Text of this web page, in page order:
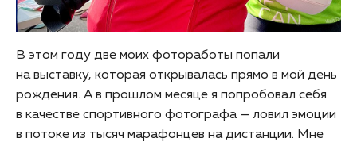
В этом году две моих фотоработы попали
на выставку, которая открывалась прямо в мой день
рождения. А в прошлом месяце я попробовал себя
в качестве спортивного фотографа — ловил эмоции
в потоке из тысяч марафонцев на дистанции. Мне